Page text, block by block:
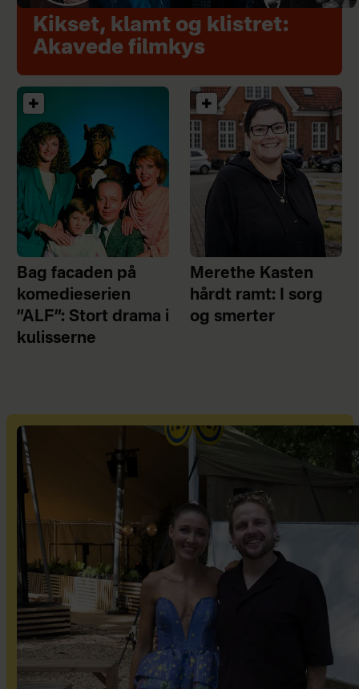
Kikset, klamt og klistret:
Akavede filmkys
Bag facaden på
komedieserien
”ALF”: Stort drama i
kulisserne
Merethe Kasten
hårdt ramt: I sorg
og smerter